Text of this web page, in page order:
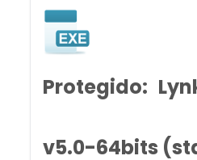
Protegido:
v5.0-64bits